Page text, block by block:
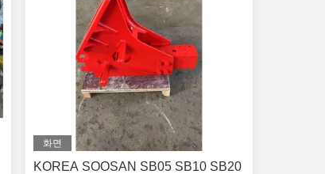
화면
KOREA SOOSAN SB05 SB10 SB20